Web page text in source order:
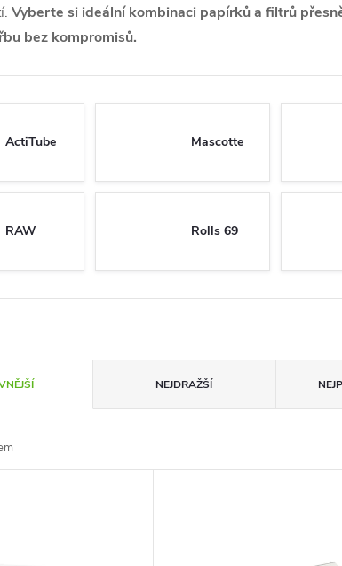
Vyberte si ideální kombinaci papírků a filtrů
bez kompromisů.
ActiTube Mascotte
RAW Rolls 69
NEJDRAŽŠÍ